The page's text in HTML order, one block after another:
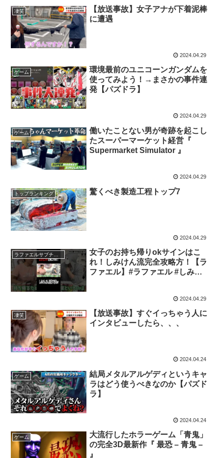
凄笑
【放送事故】女子アナが下着泥棒
に遭遇
2024.04.29
ゲーム
環境最前のユニコーンガンダムを
使ってみよう！→まさかの事件連
発【パズドラ】
2024.04.29
ゲーム
働いたことない男が奇跡を起こし
たスーパーマーケット経営『
Supermarket Simulator 』
2024.04.29
トップランキング 驚くべき製造工程トップ7
2024.04.29
ラファエルサブチャンネル
女子のお持ち帰りokサインはこ
れ！しみけん流完全攻略方！【ラ
ファエル】#ラファエル #しみけ
2024.04.29
凄笑
【放送事故】すぐイっちゃう人に
インタビューしたら、、、
2024.04.24
ゲーム
結局メタルアルゲディというキャ
ラはどう使うべきなのか【パズド
ラ】
2024.04.24
ゲーム
大流行したホラーゲーム「青鬼」
の完全3D最新作『 最恐 – 青鬼 –
』